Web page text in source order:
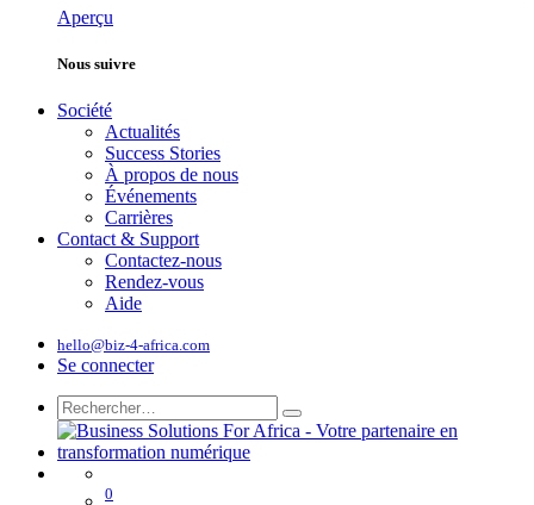
Aperçu
Nous suivre
Société
Actualités
Success Stories
À propos de nous
Événements
Carrières
Contact & Support
Contactez-nous
Rendez-vous
Aide
hello@biz-4-africa.com
Se connecter
0